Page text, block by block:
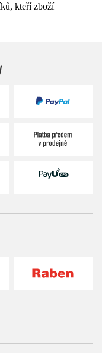
kteří zboží